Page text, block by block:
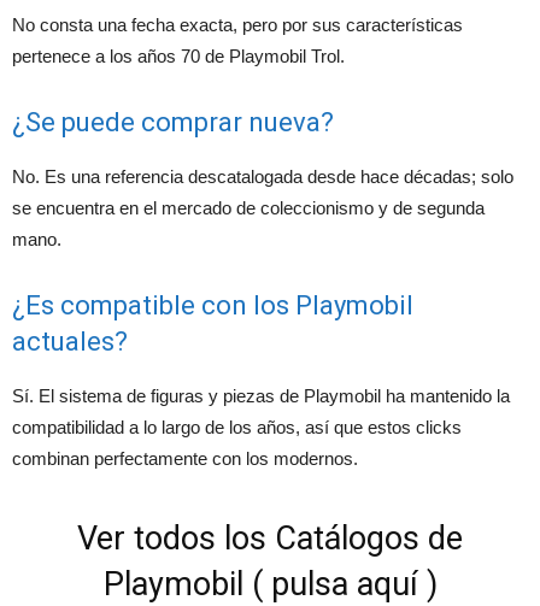
No consta una fecha exacta, pero por sus características
pertenece a los años 70 de Playmobil Trol.
¿Se puede comprar nueva?
No. Es una referencia descatalogada desde hace décadas; solo
se encuentra en el mercado de coleccionismo y de segunda
mano.
¿Es compatible con los Playmobil
actuales?
Sí. El sistema de figuras y piezas de Playmobil ha mantenido la
compatibilidad a lo largo de los años, así que estos clicks
combinan perfectamente con los modernos.
Ver todos los Catálogos de
Playmobil ( pulsa aquí )